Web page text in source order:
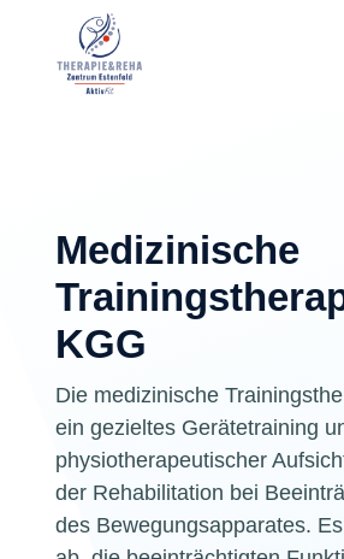
Therapie & Reha
Medizinische
KGG
Die medizinische
ein gezieltes Gerätetraining
physiotherapeutischer
der Rehabilitation bei
des Bewegungsapparates.